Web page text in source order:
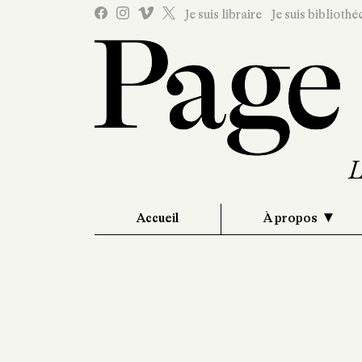
Je suis libraire Je suis
Accueil À propos